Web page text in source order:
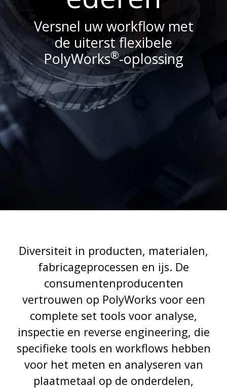
Versnel uw workflow met
de uiterst flexibele
PolyWorks®-oplossing
Diversiteit in producten, materialen,
fabricageprocessen en ijs. De
consumentenproducenten
vertrouwen op PolyWorks voor een
complete set tools voor analyse,
inspectie en reverse engineering, die
specifieke tools en workflows hebben
voor het meten en analyseren van
plaatmetaal op de onderdelen,